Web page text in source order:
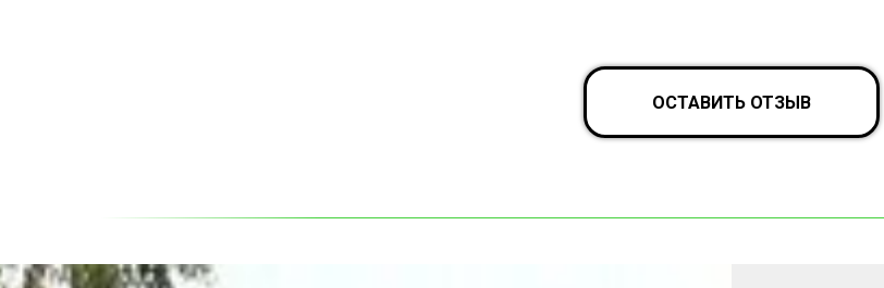
ОСТАВИТЬ ОТЗЫВ